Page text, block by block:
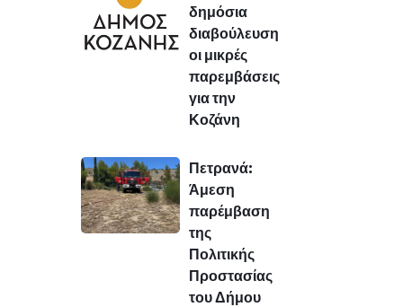
δημόσια
διαβούλευση
οι μικρές
παρεμβάσεις
για την
Κοζάνη
Πετρανά:
Άμεση
παρέμβαση
της
Πολιτικής
Προστασίας
του Δήμου